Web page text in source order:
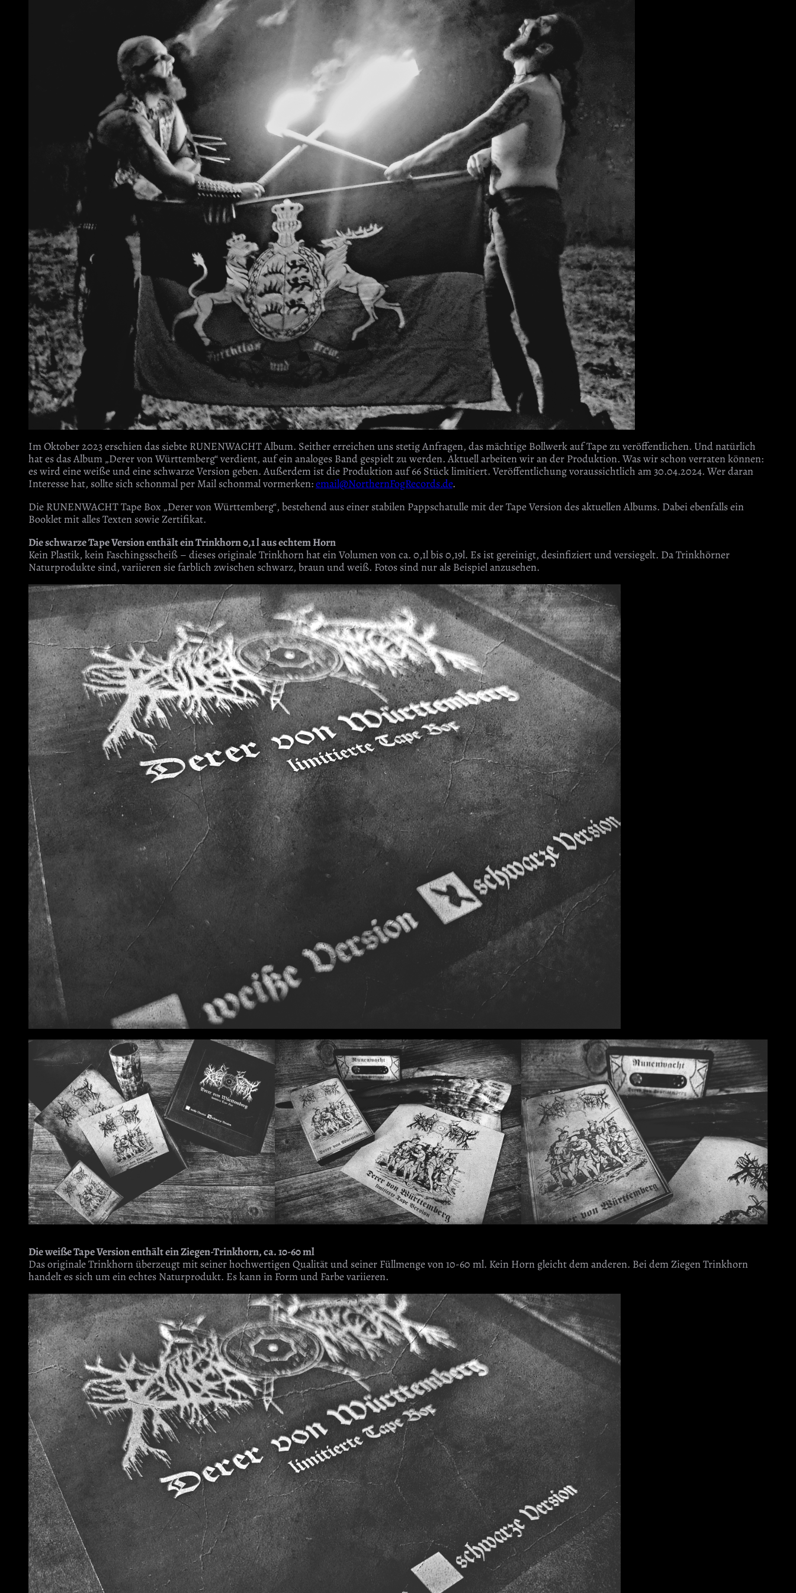
Im Oktober 2023 erschien das siebte RUNENWACHT Album. Seither erreichen uns stetig Anfragen, das mächtige Bollwerk auf Tape zu veröffentlichen. Und natürlich
hat es das Album „Derer von Württemberg“ verdient, auf ein analoges Band gespielt zu werden. Aktuell arbeiten wir an der Produktion. Was wir schon verraten können:
es wird eine weiße und eine schwarze Version geben. Außerdem ist die Produktion auf 66 Stück limitiert. Veröffentlichung voraussichtlich am 30.04.2024. Wer daran
Interesse hat, sollte sich schonmal per Mail schonmal vormerken:email@NorthernFogRecords.de.
Die RUNENWACHT Tape Box „Derer von Württemberg“, bestehend aus einer stabilen Pappschatulle mit der Tape Version des aktuellen Albums. Dabei ebenfalls ein
Booklet mit alles Texten sowie Zertifikat.
Die schwarze Tape Version enthält ein Trinkhorn 0,1 l aus echtem Horn
Kein Plastik, kein Faschingsscheiß – dieses originale Trinkhorn hat ein Volumen von ca. 0,1l bis 0,19l. Es ist gereinigt, desinfiziert und versiegelt. Da Trinkhörner
Naturprodukte sind, variieren sie farblich zwischen schwarz, braun und weiß. Fotos sind nur als Beispiel anzusehen.
Die weiße Tape Version enthält ein Ziegen-Trinkhorn, ca. 10-60 ml
Das originale Trinkhorn überzeugt mit seiner hochwertigen Qualität und seiner Füllmenge von 10-60 ml. Kein Horn gleicht dem anderen. Bei dem Ziegen Trinkhorn
handelt es sich um ein echtes Naturprodukt. Es kann in Form und Farbe variieren.